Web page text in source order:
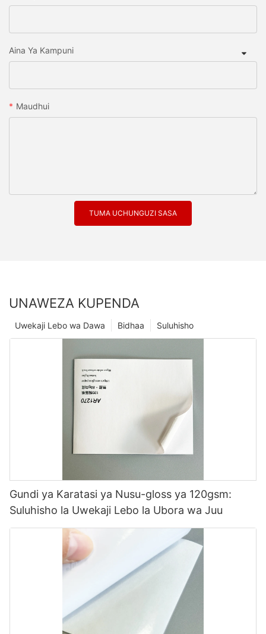
Aina Ya Kampuni
Maudhui
TUMA UCHUNGUZI SASA
UNAWEZA KUPENDA
Suluhisho
Bidhaa
Uwekaji Lebo wa Dawa
Gundi ya Karatasi ya Nusu-gloss ya 120gsm:
Suluhisho la Uwekaji Lebo la Ubora wa Juu